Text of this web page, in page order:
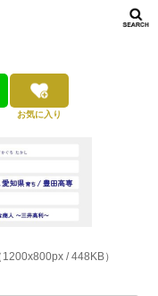
お気に入り
1200x800px / 448KB）